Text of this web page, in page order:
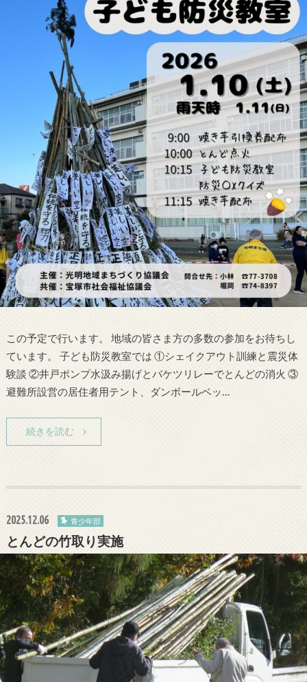
この予定で行います。 地域の皆さま方の多数の参加をお待ちし
ています。 子ども防災教室では ①シェイクアウト訓練と震災体
験談 ②井戸ポンプ水汲み揚げとバケツリレーでとんどの消火 ③
避難所設営の居住者用テント、ダンボールベッ…
続きを読む
2025.12.06 青少年部
とんどの竹取り実施